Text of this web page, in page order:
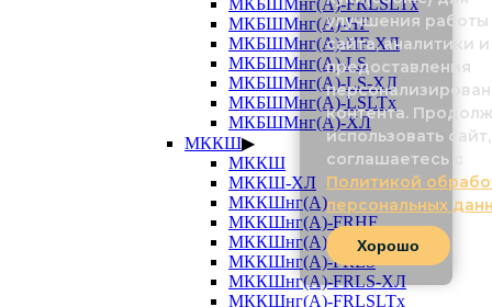
МКБШМнг(А)-FRLSLTx
МКБШМнг(А)-HF
МКБШМнг(А)-HF-ХЛ
МКБШМнг(А)-LS
МКБШМнг(А)-LS-ХЛ
МКБШМнг(А)-LSLTx
МКБШМнг(А)-ХЛ
МККШ▶
МККШ
МККШ-ХЛ
МККШнг(А)
МККШнг(А)-FRHF
МККШнг(А)-FRHF-ХЛ
МККШнг(А)-FRLS
МККШнг(А)-FRLS-ХЛ
МККШнг(А)-FRLSLTx
улучшения работы
сайта, аналитики и
предоставления
контента.
использовать
соглашаетесь с
Политикой
персональных
Хорошо